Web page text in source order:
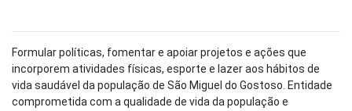
Formular políticas, fomentar e apoiar projetos e ações que
incorporem atividades físicas, esporte e lazer aos hábitos de
vida saudável da população de São Miguel do Gostoso. Entidade
comprometida com a qualidade de vida da população e